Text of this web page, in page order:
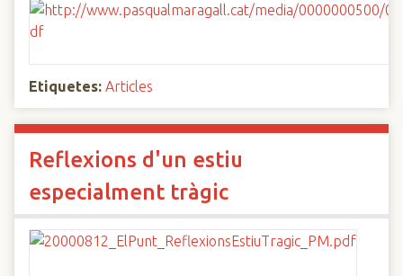
Etiquetes: Articles
Reflexions d'un estiu
especialment tràgic